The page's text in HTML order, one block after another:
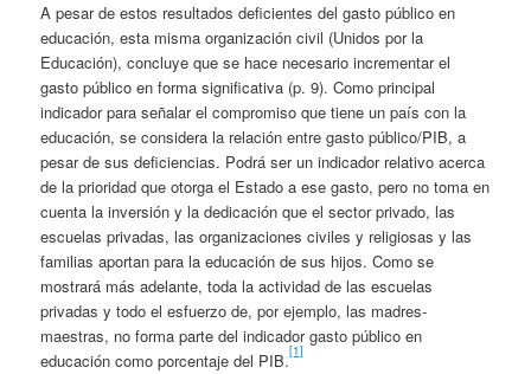
A pesar de estos resultados deficientes del gasto público en
educación, esta misma organización civil (Unidos por la
Educación), concluye que se hace necesario incrementar el
gasto público en forma significativa (p. 9). Como principal
indicador para señalar el compromiso que tiene un país con la
educación, se considera la relación entre gasto público/PIB, a
pesar de sus deficiencias. Podrá ser un indicador relativo acerca
de la prioridad que otorga el Estado a ese gasto, pero no toma en
cuenta la inversión y la dedicación que el sector privado, las
escuelas privadas, las organizaciones civiles y religiosas y las
familias aportan para la educación de sus hijos. Como se
mostrará más adelante, toda la actividad de las escuelas
privadas y todo el esfuerzo de, por ejemplo, las madres-
maestras, no forma parte del indicador gasto público en
educación como porcentaje del PIB.[1]